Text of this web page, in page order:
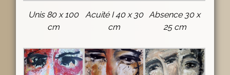
Unis 80 x 100
cm
Acuité I 40 x 30
cm
Absence 30 x
25 cm